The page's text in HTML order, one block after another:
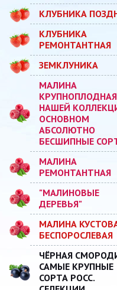
КЛУБНИКА
КЛУБНИКА
РЕМОНТАНТНАЯ
ЗЕМКЛУНИКА
МАЛИНА
НАШЕЙ
ОСНОВНОМ
АБСОЛЮТНО
БЕСШИПНЫЕ
МАЛИНА
РЕМОНТАНТНАЯ
"МАЛИНОВЫЕ
ДЕРЕВЬЯ"
МАЛИНА
БЕСПОРОСЛЕВАЯ
ЧЁРНАЯ
САМЫЕ КРУПНЫЕ
СОРТА РОСС.